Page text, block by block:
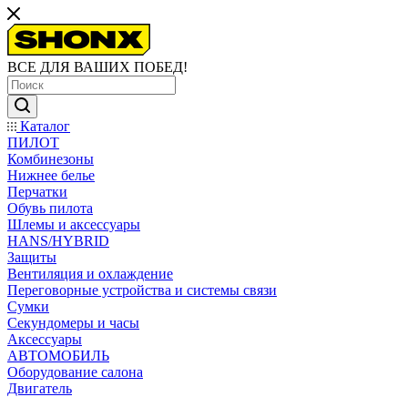
ВСЕ ДЛЯ ВАШИХ ПОБЕД!
Каталог
ПИЛОТ
Комбинезоны
Нижнее белье
Перчатки
Обувь пилота
Шлемы и аксессуары
HANS/HYBRID
Защиты
Вентиляция и охлаждение
Переговорные устройства и системы связи
Сумки
Секундомеры и часы
Аксессуары
АВТОМОБИЛЬ
Оборудование салона
Двигатель